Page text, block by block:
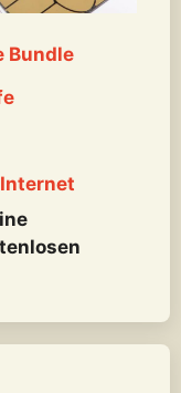
Bundle